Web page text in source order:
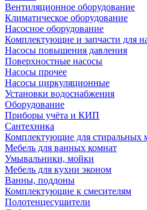
Вентиляционное оборудование
Климатическое оборудование
Насосное оборудование
Комплектующие и запчасти для
Насосы повышения давления
Поверхностные насосы
Насосы прочее
Насосы циркуляционные
Установки водоснабжения
Оборудование
Приборы учёта и КИП
Сантехника
Комплектующие для стиральных
Мебель для ванных комнат
Умывальники, мойки
Мебель для кухни эконом
Ванны, поддоны
Комплектующие к смесителям
Полотенцесушители